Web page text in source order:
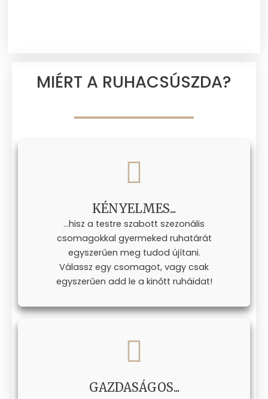
MIÉRT A RUHACSÚSZDA?
KÉNYELMES...
...hisz a testre szabott szezonális
csomagokkal gyermeked ruhatárát
egyszerűen meg tudod újítani.
Válassz egy csomagot, vagy csak
egyszerűen add le a kinőtt ruháidat!
GAZDASÁGOS...